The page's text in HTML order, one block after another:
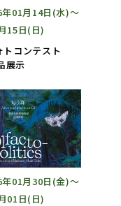
年01月14日(水)〜
15日(日)
トコンテスト
展示
年01月30日(金)〜
01日(日)